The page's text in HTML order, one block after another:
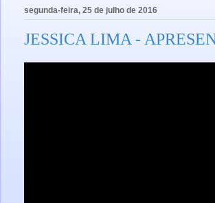
segunda-feira, 25 de julho de 2016
JESSICA LIMA -